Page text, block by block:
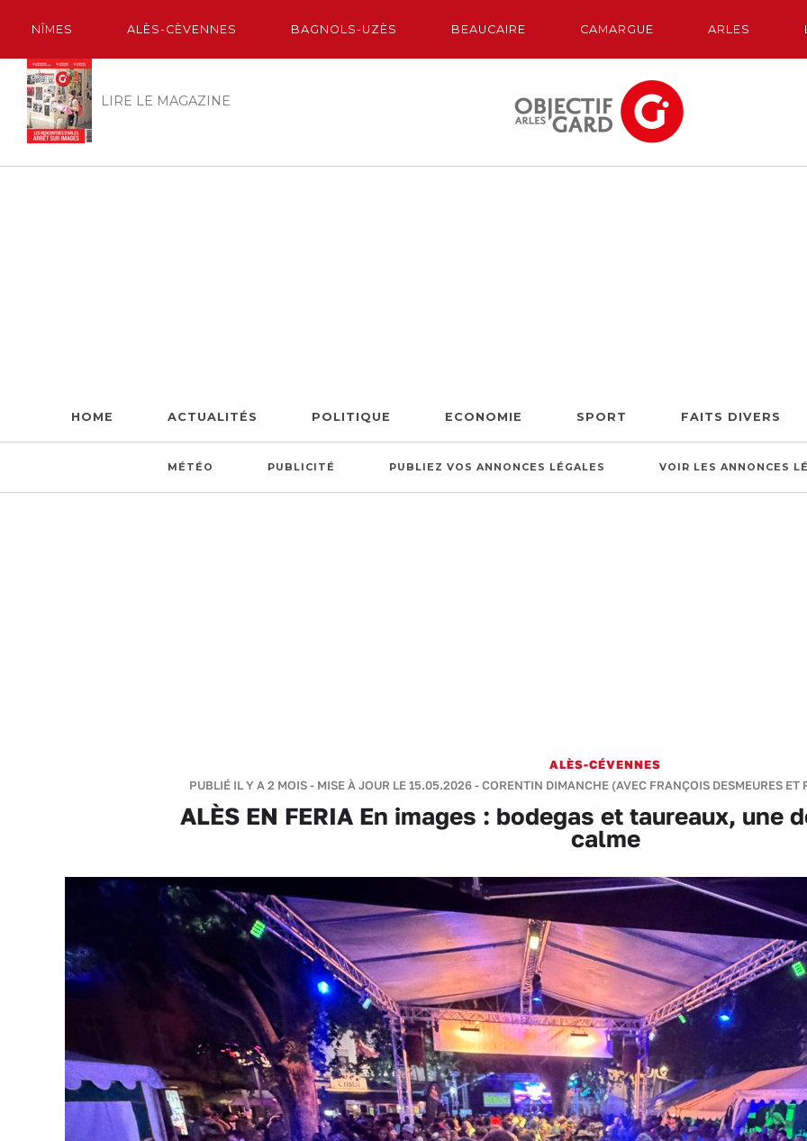
NÎMES ALÈS-CÈVENNES BAGNOLS-UZÈS BEAUCAIRE CAMARGUE ARLES
LIRE LE MAGAZINE
HOME ACTUALITÉS POLITIQUE ECONOMIE SPORT FAITS DIVERS
MÉTÉO PUBLICITÉ PUBLIEZ VOS ANNONCES LÉGALES VOIR LES ANNONCES
ALÈS-CÉVENNES
PUBLIÉ IL Y A 2 MOIS - MISE À JOUR LE 15.05.2026 -CORENTIN DIMANCHE (AVEC FRANÇOIS DESMEURES ET
ALÈS EN FERIA En images : bodegas et taureaux, une
calme